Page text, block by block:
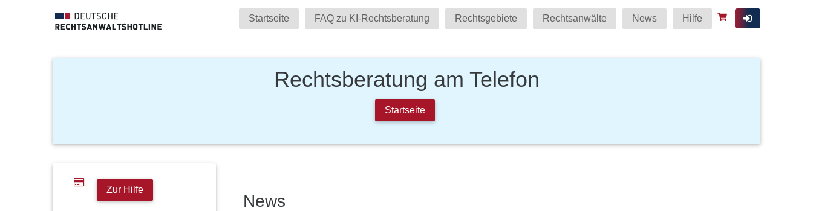
Startseite FAQ zu KI-Rechtsberatung Rechtsgebiete Rechtsanwälte News Hilfe
Rechtsberatung am Telefon
Startseite
Zur Hilfe
News